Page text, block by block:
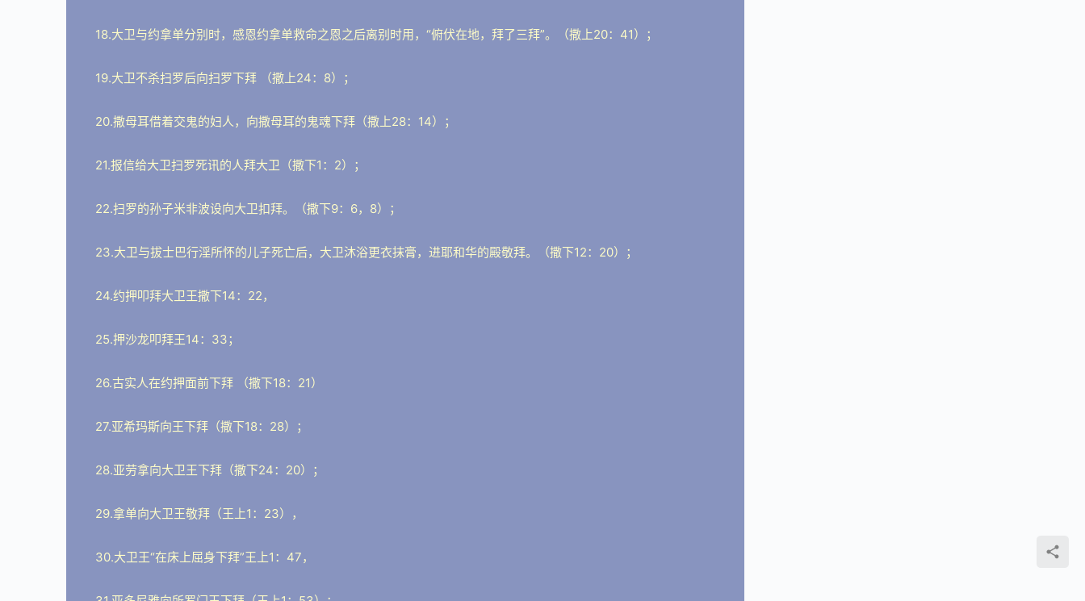
18.大卫与约拿单分别时，感恩约拿单救命之恩之后离别时用，“俯伏在地，拜了三拜”。（撒上20：41）；
19.大卫不杀扫罗后向扫罗下拜 （撒上24：8）；
20.撒母耳借着交鬼的妇人，向撒母耳的鬼魂下拜（撒上28：14）；
21.报信给大卫扫罗死讯的人拜大卫（撒下1：2）；
22.扫罗的孙子米非波设向大卫扣拜。（撒下9：6，8）；
23.大卫与拔士巴行淫所怀的儿子死亡后，大卫沐浴更衣抹膏，进耶和华的殿敬拜。（撒下12：20）；
24.约押叩拜大卫王撒下14：22，
25.押沙龙叩拜王14：33；
26.古实人在约押面前下拜 （撒下18：21）
27.亚希玛斯向王下拜（撒下18：28）；
28.亚劳拿向大卫王下拜（撒下24：20）；
29.拿单向大卫王敬拜（王上1：23），
30.大卫王“在床上屈身下拜”王上1：47，